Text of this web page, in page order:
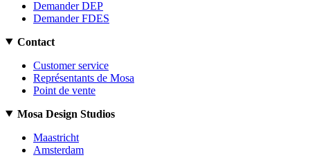
Demander DEP
Demander FDES
Contact
Customer service
Représentants de Mosa
Point de vente
Mosa Design Studios
Maastricht
Amsterdam